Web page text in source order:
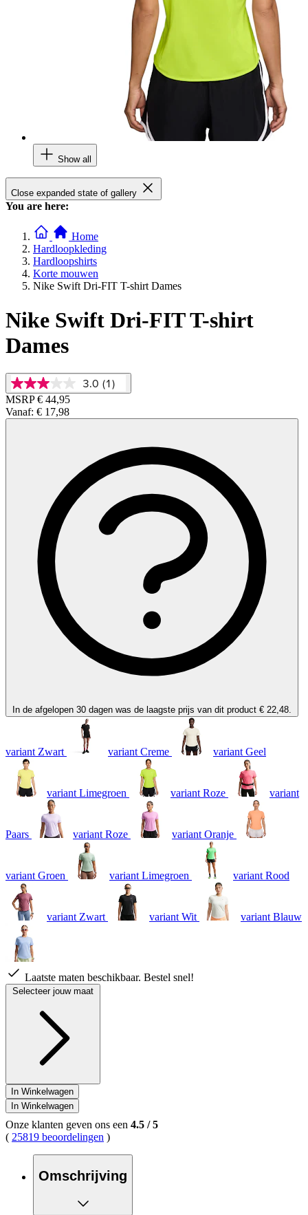
Show all
Close expanded state of gallery
You are here:
Home
Hardloopkleding
Hardloopshirts
Korte mouwen
Nike Swift Dri-FIT T-shirt Dames
Nike Swift Dri-FIT T-shirt
Dames
3.0
van
5
sterren,
paginalink.
3.0 (1)
MSRP € 44,95
Vanaf: € 17,98
In de afgelopen 30 dagen was de laagste prijs van dit product € 22,48.
variant Zwart variant Creme variant Geel
variant Limegroen variant Roze variant
Paars variant Roze variant Oranje
variant Groen variant Limegroen variant Rood
variant Zwart variant Wit variant Blauw
Laatste maten beschikbaar. Bestel snel!
Selecteer jouw maat
In Winkelwagen
In Winkelwagen
Onze klanten geven ons een 4.5 /5
( 25819 beoordelingen )
Omschrijving